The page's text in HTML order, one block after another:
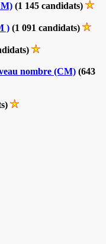
(1 145 candidats)
) (1 091 candidats)
nombre (CM) (643